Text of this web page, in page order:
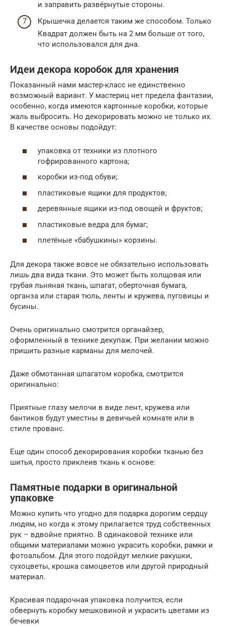
и заправить развёрнутые стороны.
Крышечка делается таким же способом. Только
Квадрат должен быть на 2 мм больше от того,
что использовался для дна.
Идеи декора коробок для хранения
Показанный нами мастер-класс не единственно
возможный вариант. У мастериц нет предела фантазии,
особенно, когда имеются картонные коробки, которые
жаль выбросить. Но декорировать можно не только их.
В качестве основы подойдут:
упаковка от техники из плотного
гофрированного картона;
коробки из-под обуви;
пластиковые ящики для продуктов;
деревянные ящики из-под овощей и фруктов;
пластиковые ведра для бумаг;
плетёные «бабушкины» корзины.
Для декора также вовсе не обязательно использовать
лишь два вида ткани. Это может быть холщовая или
грубая льняная ткань, шпагат, оберточная бумага,
органза или старая тюль, ленты и кружева, пуговицы и
бусины.
Очень оригинально смотрится органайзер,
оформленный в технике декупаж. При желании можно
пришить разные карманы для мелочей.
Даже обмотанная шпагатом коробка, смотрится
оригинально:
Приятные глазу мелочи в виде лент, кружева или
бантиков будут уместны в девичьей комнате или в
стиле прованс.
Еще один способ декорирования коробки тканью без
шитья, просто приклеив ткань к основе:
Памятные подарки в оригинальной
упаковке
Можно купить что угодно для подарка дорогим сердцу
людям, но когда к этому прилагается труд собственных
рук – вдвойне приятно. В одинаковой технике или
общими материалами можно украсить коробки, рамки и
фотоальбом. Для этого подойдут мелкие ракушки,
сухоцветы, крошка самоцветов или другой природный
материал.
Красивая подарочная упаковка получится, если
обвернуть коробку мешковиной и украсить цветами из
бечевки